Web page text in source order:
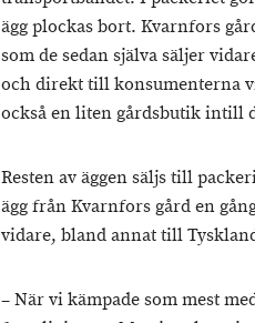
ägg plockas bort. Kvarnfors
som de sedan själva säljer
och direkt till konsumenterna
också en liten gårdsbutik intill
Resten av äggen säljs till
ägg från Kvarnfors gård en
vidare, bland annat till
– När vi kämpade som mest